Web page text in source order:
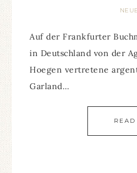
Auf der Frankfurter
in Deutschland von der
Hoegen vertretene
Garland…
READ